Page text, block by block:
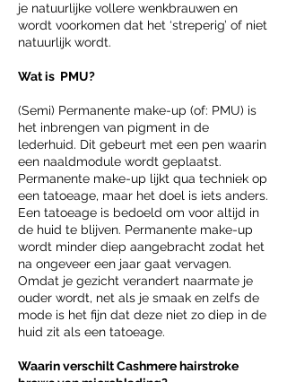
je natuurlijke vollere wenkbrauwen en
wordt voorkomen dat het ‘streperig’ of niet
natuurlijk wordt.
Wat is PMU?
(Semi) Permanente make-up (of: PMU) is
het inbrengen van pigment in de
lederhuid. Dit gebeurt met een pen waarin
een naaldmodule wordt geplaatst.
Permanente make-up lijkt qua techniek op
een tatoeage, maar het doel is iets anders.
Een tatoeage is bedoeld om voor altijd in
de huid te blijven. Permanente make-up
wordt minder diep aangebracht zodat het
na ongeveer een jaar gaat vervagen.
Omdat je gezicht verandert naarmate je
ouder wordt, net als je smaak en zelfs de
mode is het fijn dat deze niet zo diep in de
huid zit als een tatoeage.
Waarin verschilt Cashmere hairstroke